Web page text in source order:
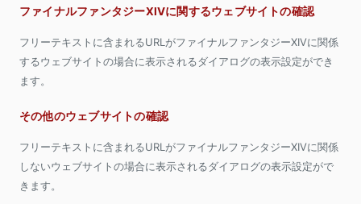
ファイナルファンタジーXIVに関するウェブサイトの確認
フリーテキストに含まれるURLがファイナルファンタジーXIVに関係
するウェブサイトの場合に表示されるダイアログの表示設定ができ
ます。
その他のウェブサイトの確認
フリーテキストに含まれるURLがファイナルファンタジーXIVに関係
しないウェブサイトの場合に表示されるダイアログの表示設定がで
きます。